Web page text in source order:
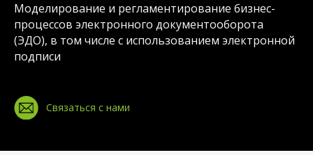
Моделирование и регламентирование бизнес-
процессов электронного документооборота
(ЭДО), в том числе с использованием электронной
подписи
Связаться с нами